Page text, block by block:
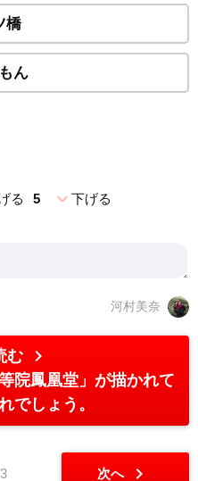
橋
ん
る 5 expand_more下げる
河村美奈
む chevron_right
院鳳凰堂」が描かれて
でしょう。
次へ chevron_right